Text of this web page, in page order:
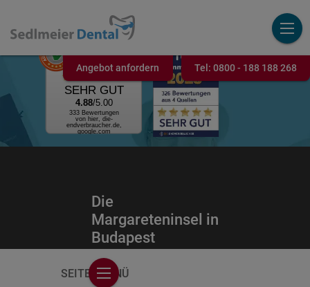
Angebot anfordern Tel: 0800 - 188 188 268
Die
Margareteninsel in
Budapest
Kundenbewertung
SEHR GUT
4.88/5.00
333 Bewertungen
von hier, die-
endverbraucher.de,
google.com
SEITENMENÜ